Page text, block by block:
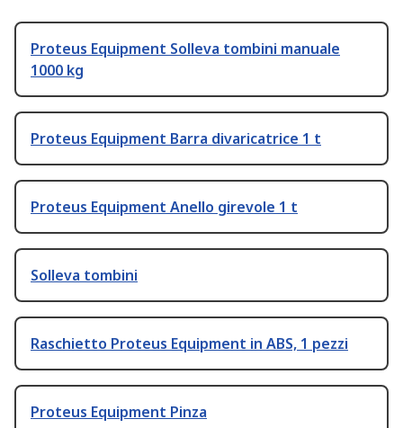
Proteus Equipment Solleva tombini manuale
1000 kg
Proteus Equipment Barra divaricatrice 1 t
Proteus Equipment Anello girevole 1 t
Solleva tombini
Raschietto Proteus Equipment in ABS, 1 pezzi
Proteus Equipment Pinza